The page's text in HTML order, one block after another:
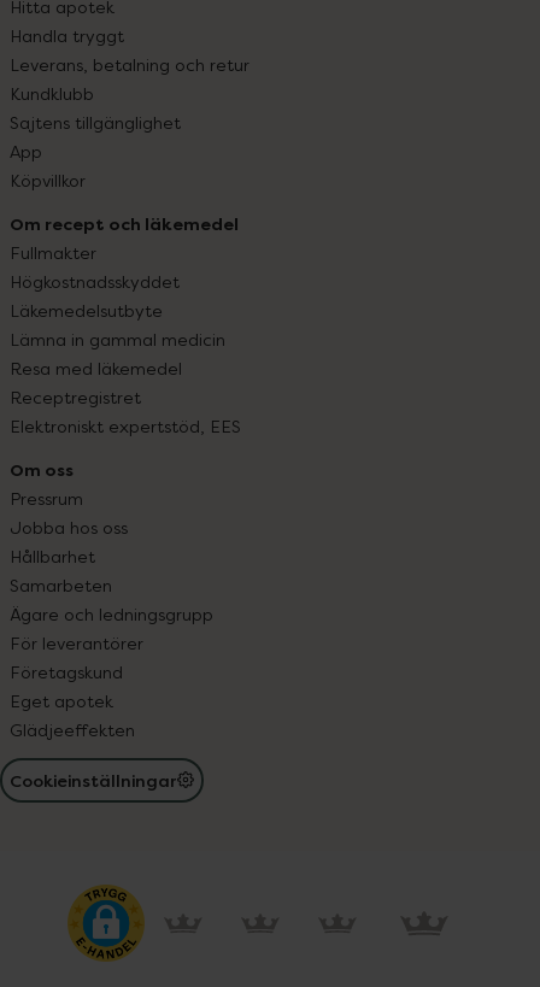
Hitta apotek
Handla tryggt
Leverans, betalning och retur
Kundklubb
Sajtens tillgänglighet
App
Köpvillkor
Om recept och läkemedel
Fullmakter
Högkostnadsskyddet
Läkemedelsutbyte
Lämna in gammal medicin
Resa med läkemedel
Receptregistret
Elektroniskt expertstöd, EES
Om oss
Pressrum
Jobba hos oss
Hållbarhet
Samarbeten
Ägare och ledningsgrupp
För leverantörer
Företagskund
Eget apotek
Glädjeeffekten
Cookieinställningar